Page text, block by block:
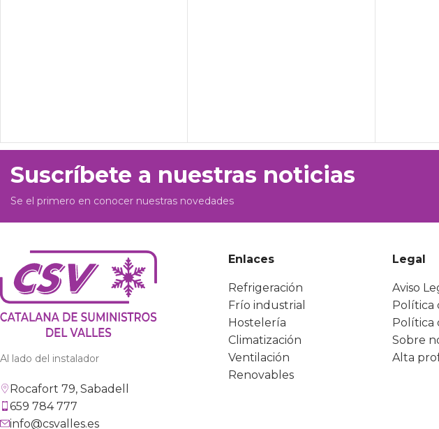
Suscríbete a nuestras noticias
Se el primero en conocer nuestras novedades
Al lado del instalador
Rocafort 79, Sabadell
659 784 777
info@csvalles.es
Enlaces
Refrigeración
Frío industrial
Hostelería
Climatización
Ventilación
Renovables
Legal
Aviso
Política
Política
Sobre
Alta